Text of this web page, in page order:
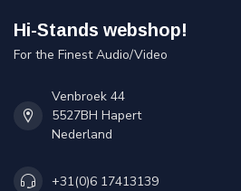
Hi-Stands webshop!
For the Finest Audio/Video
Venbroek 44
5527BH Hapert
Nederland
+31(0)6 17413139